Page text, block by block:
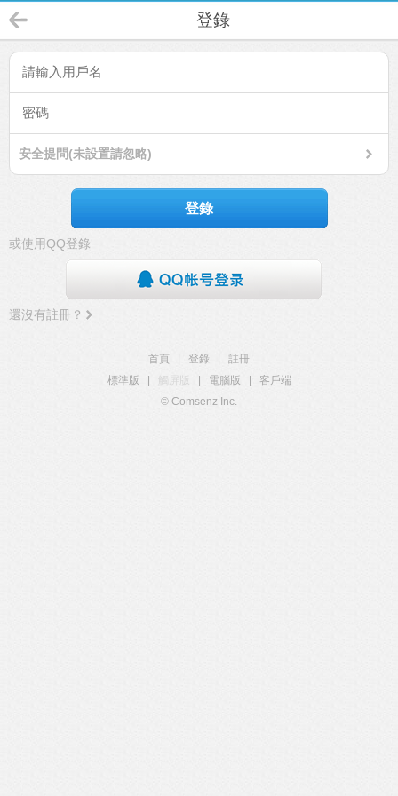
登錄
安全提問(未設置請忽略)
登錄
或使用QQ登錄
還沒有註冊？
首頁 登錄
註冊
標準版
觸屏版 電腦版
客戶端
© Comsenz Inc.